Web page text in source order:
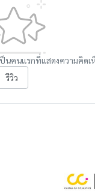
นคนแรกที่แสดงความคิดเ
รีวิว